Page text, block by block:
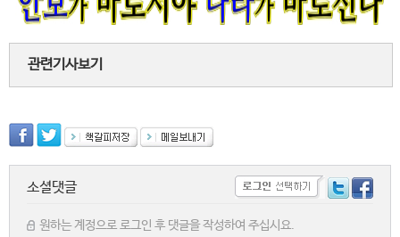
관련기사보기
소셜댓글
원하는 계정으로 로그인 후 댓글을 작성하여 주십시요.